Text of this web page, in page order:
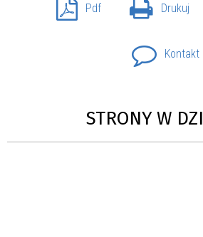
Pdf Drukuj
Kontakt
STRONY W